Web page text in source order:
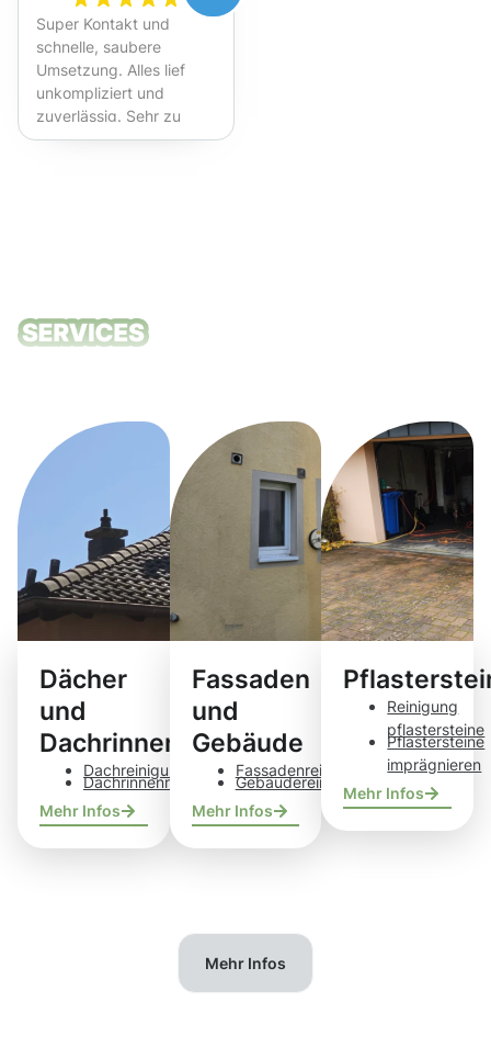
Super Kontakt und
schnelle, saubere
Umsetzung. Alles lief
unkompliziert und
zuverlässig. Sehr zu
empfehlen!
Dächer
und
Dachrinnen
Dachreinigung
Dachrinnenreinigung
Mehr Infos
Fassaden
und
Gebäude
Fassadenreinigung
Gebäudereinigung
Mehr Infos
Reinigung
pflastersteine
Pflastersteine
imprägnieren
Mehr Infos
Mehr Infos